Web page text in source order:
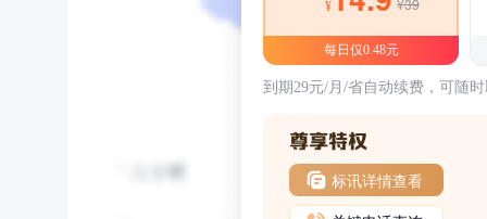
¥
每日仅0.48元
到期29元/月/省自动续费，可随
标讯详情查看